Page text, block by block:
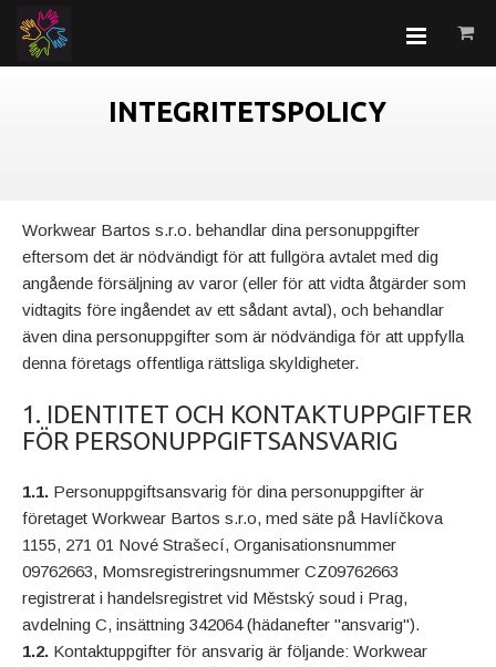
INTEGRITETSPOLICY
Workwear Bartos s.r.o. behandlar dina personuppgifter
eftersom det är nödvändigt för att fullgöra avtalet med dig
angående försäljning av varor (eller för att vidta åtgärder som
vidtagits före ingåendet av ett sådant avtal), och behandlar
även dina personuppgifter som är nödvändiga för att uppfylla
denna företags offentliga rättsliga skyldigheter.
1. IDENTITET OCH KONTAKTUPPGIFTER
FÖR PERSONUPPGIFTSANSVARIG
1.1. Personuppgiftsansvarig för dina personuppgifter är
företaget Workwear Bartos s.r.o, med säte på Havlíčkova
1155, 271 01 Nové Strašecí, Organisationsnummer
09762663, Momsregistreringsnummer CZ09762663
registrerat i handelsregistret vid Městský soud i Prag,
avdelning C, insättning 342064 (hädanefter "ansvarig").
1.2. Kontaktuppgifter för ansvarig är följande: Workwear